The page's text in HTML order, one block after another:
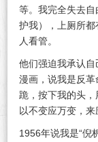
等。我完全失去
护我），上厕所
人看管。
他们强迫我承认自
漫画，说我是反
跪，按下我的头
以不变应万变，
1956年说我是“倪